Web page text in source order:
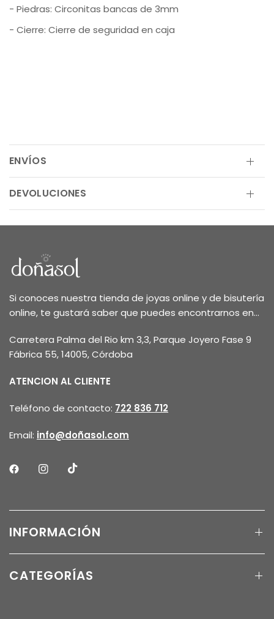
- Piedras: Circonitas bancas de 3mm
- Cierre: Cierre de seguridad en caja
ENVÍOS
DEVOLUCIONES
Si conoces nuestra tienda de joyas online y de bisutería
online, te gustará saber que puedes encontrarnos en...
Carretera Palma del Rio km 3,3, Parque Joyero Fase 9
Fábrica 55, 14005, Córdoba
ATENCION AL CLIENTE
Teléfono de contacto: 722 836 712
Email: info@doñasol.com
INFORMACIÓN
CATEGORÍAS